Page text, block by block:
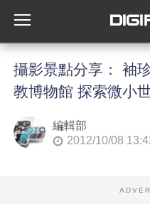
攝影景點分享： 袖
教博物館 探索微小
編輯部
2012/10/08